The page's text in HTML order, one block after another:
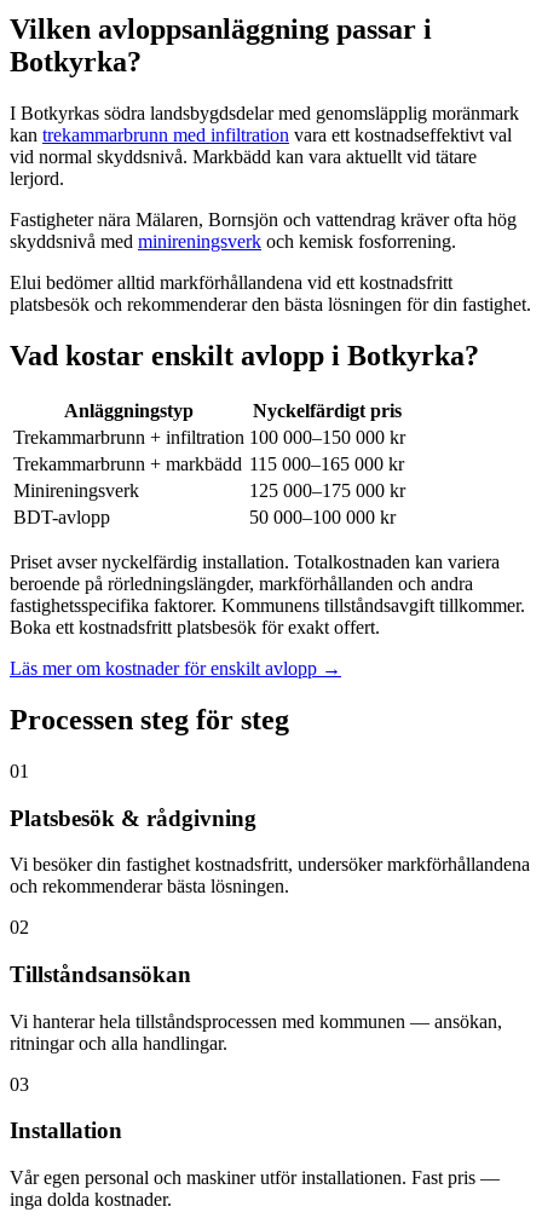
Vilken avloppsanläggning passar i
Botkyrka?
I Botkyrkas södra landsbygdsdelar med genomsläpplig moränmark
kan trekammarbrunn med infiltration vara ett kostnadseffektivt val
vid normal skyddsnivå. Markbädd kan vara aktuellt vid tätare
lerjord.
Fastigheter nära Mälaren, Bornsjön och vattendrag kräver ofta hög
skyddsnivå med minireningsverk och kemisk fosforrening.
Elui bedömer alltid markförhållandena vid ett kostnadsfritt
platsbesök och rekommenderar den bästa lösningen för din fastighet.
Vad kostar enskilt avlopp i Botkyrka?
Anläggningstyp
Nyckelfärdigt pris
Trekammarbrunn + infiltration 100 000–150 000 kr
Trekammarbrunn + markbädd 115 000–165 000 kr
Minireningsverk
125 000–175 000 kr
BDT-avlopp
50 000–100 000 kr
Priset avser nyckelfärdig installation. Totalkostnaden kan variera
beroende på rörledningslängder, markförhållanden och andra
fastighetsspecifika faktorer. Kommunens tillståndsavgift tillkommer.
Boka ett kostnadsfritt platsbesök för exakt offert.
Läs mer om kostnader för enskilt avlopp →
Processen steg för steg
01
Platsbesök & rådgivning
Vi besöker din fastighet kostnadsfritt, undersöker markförhållandena
och rekommenderar bästa lösningen.
02
Tillståndsansökan
Vi hanterar hela tillståndsprocessen med kommunen — ansökan,
ritningar och alla handlingar.
03
Installation
Vår egen personal och maskiner utför installationen. Fast pris —
inga dolda kostnader.